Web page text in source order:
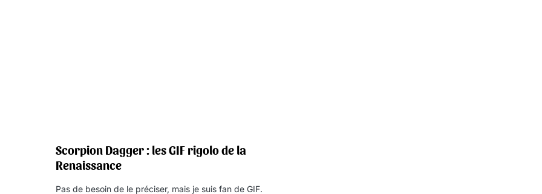
Scorpion Dagger : les GIF rigolo de la
Renaissance
Pas de besoin de le préciser, mais je suis fan de GIF.